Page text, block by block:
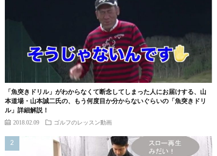
「魚突きドリル」がわからなくて断念してしまった人にお届けする、山
本道場・山本誠二氏の、もう何度目か分からないぐらいの「魚突きドリ
ル」詳細解説！
2018.02.09 ゴルフのレッスン動画